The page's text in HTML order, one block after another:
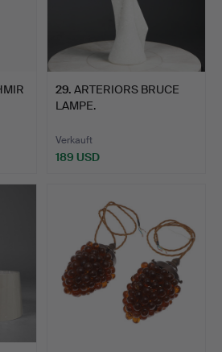
29. ARTERIORS BRUCE
LAMPE.
Verkauft
189 USD